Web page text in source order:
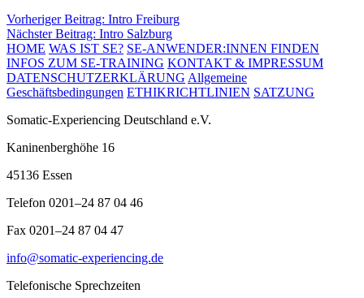
Beitragsnavigation
Vorheriger Beitrag: Intro Freiburg
Nächster Beitrag: Intro Salzburg
HOME WAS IST SE? SE-ANWENDER:INNEN FINDEN
INFOS ZUM SE-TRAINING KONTAKT & IMPRESSUM
DATENSCHUTZERKLÄRUNG Allgemeine
Geschäftsbedingungen ETHIKRICHTLINIEN SATZUNG
Somatic-Experiencing Deutschland e.V.
Kaninenberghöhe 16
45136 Essen
Telefon 0201–24 87 04 46
Fax 0201–24 87 04 47
info@somatic-experiencing.de
Telefonische Sprechzeiten